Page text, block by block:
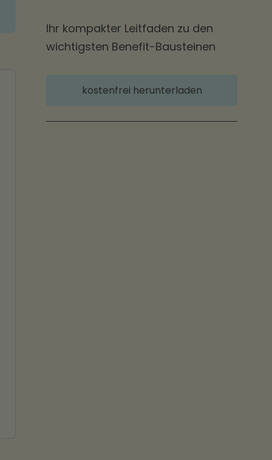
Ihr kompakter Leitfaden zu den
wichtigsten Benefit-Bausteinen
kostenfrei herunterladen